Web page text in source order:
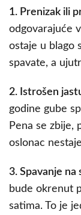
1. Prenizak ili
odgovarajuće
ostaje u blago
spavate, a
2. Istrošen
godine gube
Pena se zbije,
oslonac
3. Spavanje na
bude okrenut
satima. To je